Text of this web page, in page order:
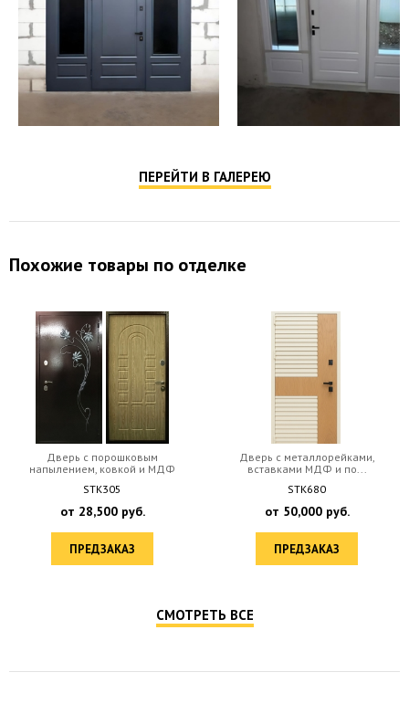
устройства
противосъёмные блокираторы
Верхний замок
Гардиан 30.01 сувальдный (доп. опция -
Kale, Cisa, Mottura и др.)
Нижний замок
порошковое напыление
Верхний замок Гардиан
Нижний замок Гардиан
ПЕРЕЙТИ В ГАЛЕРЕЮ
Похожие товары по отделке
Дверь с порошковым
напылением, ковкой и МДФ
STK305
от 28,500руб.
ПРЕДЗАКАЗ
Дверь с металлорейками,
вставками МДФ и по...
STK680
от 50,000руб.
ПРЕДЗАКАЗ
СМОТРЕТЬ ВСЕ